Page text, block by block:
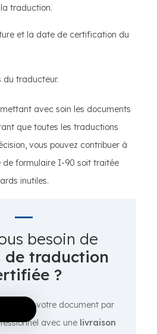
traduction.
et la date de certification du
du traducteur.
avec soin les documents
que toutes les traductions
vous pouvez contribuer à
de formulaire I-90 soit traitée
inutiles.
besoin de
de traduction
?
certifier votre document par
avec une livraison